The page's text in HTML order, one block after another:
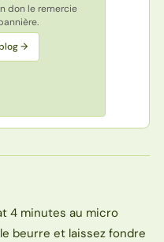
don le remercie
→
4 minutes au micro
beurre et laissez fondre